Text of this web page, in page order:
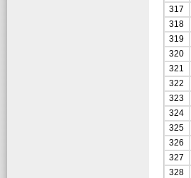
317
318
319
320
321
322
323
324
325
326
327
328